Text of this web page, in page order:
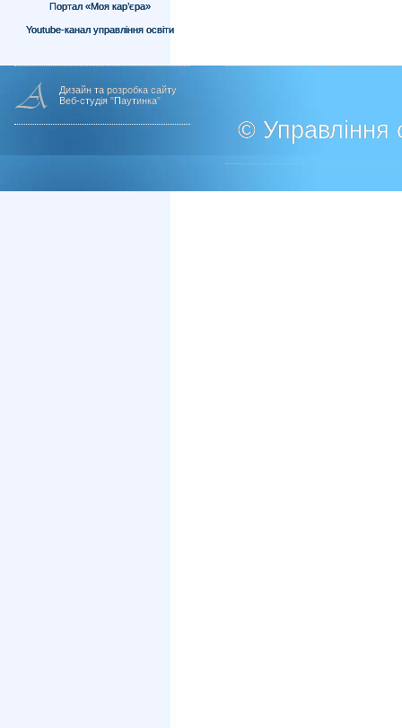
Портал «Моя кар’єра»
Youtube-канал управління освіти
Дизайн та розробка сайту
Веб-студія "Паутинка"
© Управління